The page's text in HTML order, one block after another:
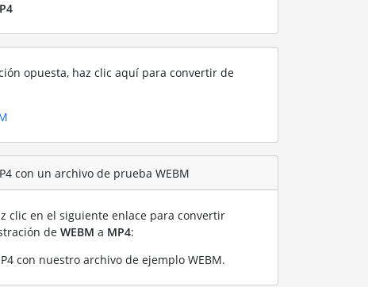
opuesta, haz clic aquí para convertir de
con un archivo de prueba WEBM
clic en el siguiente enlace para convertir
de WEBM a MP4:
con nuestro archivo de ejemplo WEBM.